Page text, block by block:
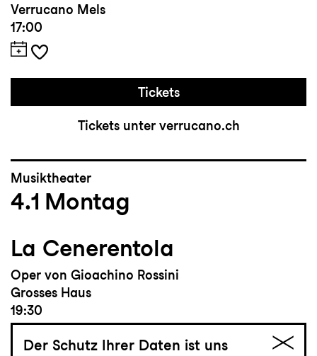
Verrucano Mels
17:00
Tickets
Tickets unter verrucano.ch
Musiktheater
4.1 Montag
La Cenerentola
Oper von Gioachino Rossini
Grosses Haus
19:30
Der Schutz Ihrer Daten ist uns